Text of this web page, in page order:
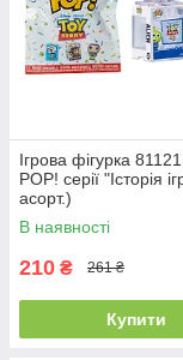
Ігрова фігурка
POP! серії "Історія
асорт.)
В наявності
210 ₴ 261 ₴
Купити